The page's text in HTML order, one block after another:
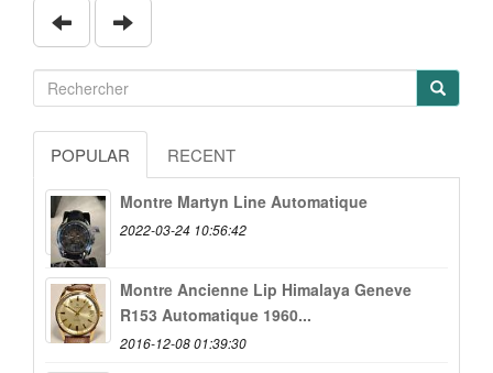
POPULAR RECENT
Montre Martyn Line Automatique
2022-03-24 10:56:42
Montre Ancienne Lip Himalaya Geneve
R153 Automatique 1960...
2016-12-08 01:39:30